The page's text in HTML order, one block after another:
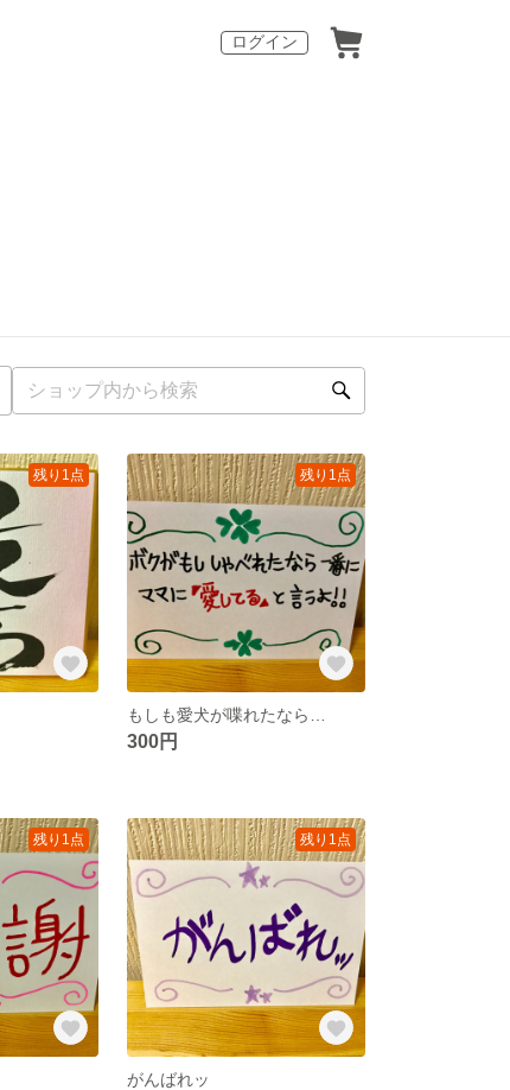
ログイン
残り1点 残り1点
もしも愛犬が喋れたなら…
300円
残り1点 残り1点
がんばれッ